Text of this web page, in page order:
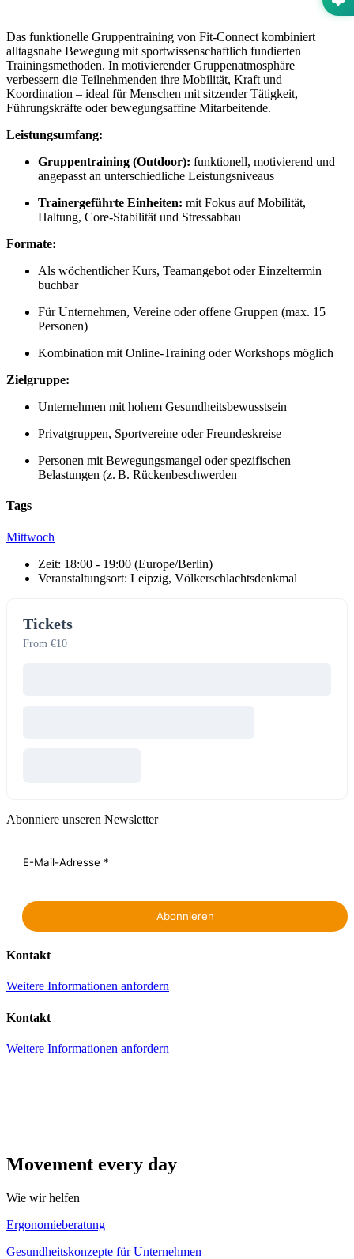
Das funktionelle Gruppentraining von Fit-Connect kombiniert
alltagsnahe Bewegung mit sportwissenschaftlich fundierten
Trainingsmethoden. In motivierender Gruppenatmosphäre
verbessern die Teilnehmenden ihre Mobilität, Kraft und
Koordination – ideal für Menschen mit sitzender Tätigkeit,
Führungskräfte oder bewegungsaffine Mitarbeitende.
Leistungsumfang:
Gruppentraining (Outdoor): funktionell, motivierend und
angepasst an unterschiedliche Leistungsniveaus
Trainergeführte Einheiten: mit Fokus auf Mobilität,
Haltung, Core-Stabilität und Stressabbau
Formate:
Als wöchentlicher Kurs, Teamangebot oder Einzeltermin
buchbar
Für Unternehmen, Vereine oder offene Gruppen (max. 15
Personen)
Kombination mit Online-Training oder Workshops möglich
Zielgruppe:
Unternehmen mit hohem Gesundheitsbewusstsein
Privatgruppen, Sportvereine oder Freundeskreise
Personen mit Bewegungsmangel oder spezifischen
Belastungen (z. B. Rückenbeschwerden
Tags
Mittwoch
Zeit: 18:00 - 19:00 (Europe/Berlin)
Veranstaltungsort: Leipzig, Völkerschlachtsdenkmal
Tickets
From €10
Abonniere unseren Newsletter
Kontakt
Weitere Informationen anfordern
Kontakt
Weitere Informationen anfordern
Movement every day
Wie wir helfen
Ergonomieberatung
Gesundheitskonzepte für Unternehmen